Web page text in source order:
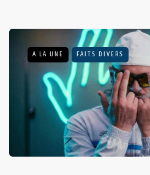
A LA UNE FAITS DIVERS